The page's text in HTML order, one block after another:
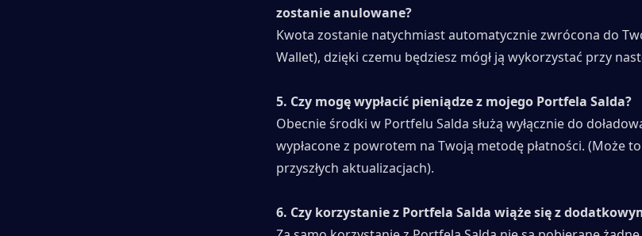
zostanie anulowane?
Kwota zostanie natychmiast automatycznie zwrócona do
Wallet), dzięki czemu będziesz mógł ją wykorzystać przy
5. Czy mogę wypłacić pieniądze z mojego Portfela Salda?
Obecnie środki w Portfelu Salda służą wyłącznie do
wypłacone z powrotem na Twoją metodę płatności. (Może
przyszłych aktualizacjach).
6. Czy korzystanie z Portfela Salda wiąże się z